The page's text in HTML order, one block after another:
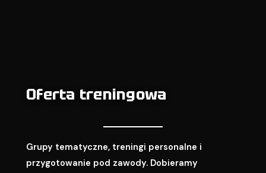
Oferta treningowa
Grupy tematyczne, treningi personalne i
przygotowanie pod zawody. Dobieramy